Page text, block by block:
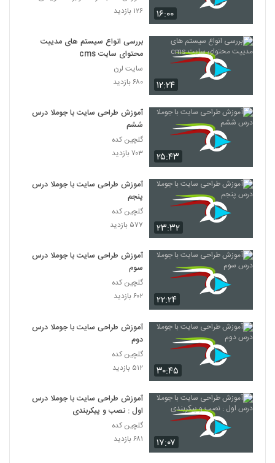
۱۶:۰۰
۱۲۶ بازدید
۱۲:۲۴
بررسی انواع سیستم های مدییت
محتوای سایت cms
سایت لرن
۶۸۰ بازدید
۲۵:۴۳
آموزش طراحی سایت با جوملا درس
ششم
گلچین کده
۷۰۳ بازدید
۲۳:۳۲
آموزش طراحی سایت با جوملا درس
پنجم
گلچین کده
۵۷۷ بازدید
۲۲:۲۴
آموزش طراحی سایت با جوملا درس
سوم
گلچین کده
۶۰۲ بازدید
۳۰:۴۵
آموزش طراحی سایت با جوملا درس
دوم
گلچین کده
۵۱۲ بازدید
۱۷:۰۷
آموزش طراحی سایت با جوملا درس
اول : نصب و پیکربندی
گلچین کده
۶۸۱ بازدید